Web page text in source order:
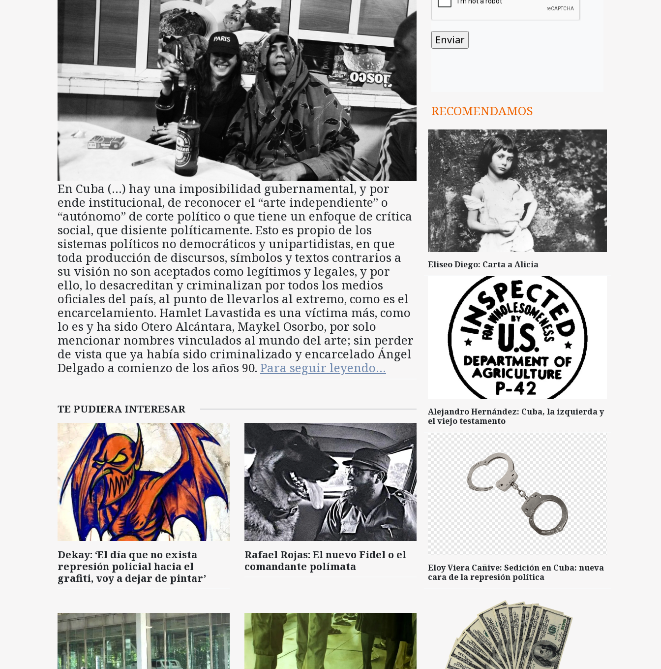
En Cuba (…) hay una imposibilidad gubernamental, y por
ende institucional, de reconocer el “arte independiente” o
“autónomo” de corte político o que tiene un enfoque de crítica
social, que disiente políticamente. Esto es propio de los
sistemas políticos no democráticos y unipartidistas, en que
toda producción de discursos, símbolos y textos contrarios a
su visión no son aceptados como legítimos y legales, y por
ello, lo desacreditan y criminalizan por todos los medios
oficiales del país, al punto de llevarlos al extremo, como es el
encarcelamiento. Hamlet Lavastida es una víctima más, como
lo es y ha sido Otero Alcántara, Maykel Osorbo, por solo
mencionar nombres vinculados al mundo del arte; sin perder
de vista que ya había sido criminalizado y encarcelado Ángel
Delgado a comienzo de los años 90. Para seguir leyendo…
TE PUDIERA INTERESAR
Dekay: ‘El día que no exista
represión policial hacia el
grafiti, voy a dejar de pintar’
Rafael Rojas: El nuevo Fidel o el
comandante polímata
RECOMENDAMOS
Eliseo Diego: Carta a Alicia
Alejandro Hernández: Cuba, la izquierda y
el viejo testamento
Eloy Viera Cañive: Sedición en Cuba: nueva
cara de la represión política